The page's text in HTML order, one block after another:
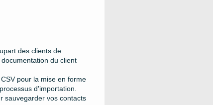
des clients de
du client
pour la mise en forme
d'importation.
sauvegarder vos contacts